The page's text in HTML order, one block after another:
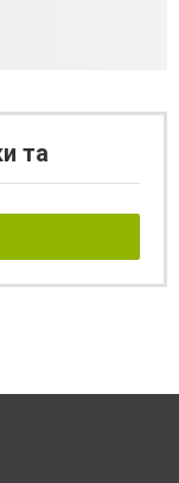
та